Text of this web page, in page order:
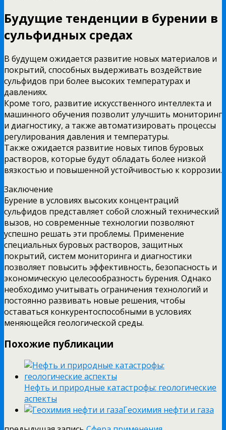
Будущие тенденции в бурении в
сульфидных средах
В будущем ожидается развитие новых материалов и
покрытий, способных выдерживать воздействие
сульфидов при более высоких температурах и
давлениях.
Кроме того, развитие искусственного интеллекта и
машинного обучения позволит улучшить мониторинг
и диагностику, а также автоматизировать процессы
регулирования давления и температуры.
Также ожидается развитие новых типов буровых
растворов, которые будут обладать более низкой
вязкостью и повышенной устойчивостью к коррозии.
Заключение
Бурение в условиях высоких концентраций
сульфидов представляет собой сложный технический
вызов, но современные технологии позволяют
успешно решать эти проблемы. Применение
специальных буровых растворов, защитных
покрытий, систем мониторинга и диагностики
позволяет повысить эффективность, безопасность и
экономическую целесообразность бурения. Однако
необходимо учитывать ограничения технологий и
постоянно развивать новые решения, чтобы
оставаться конкурентоспособными в условиях
меняющейся геологической среды.
Похожие публикации
Нефть и природные катастрофы: геологические
аспекты
Геохимия нефти и газа